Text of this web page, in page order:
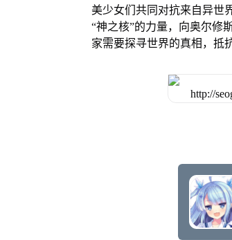
美少女们共同对抗来自异世
“神之核”的力量，向奥尔修
家需要探寻世界的真相，抵